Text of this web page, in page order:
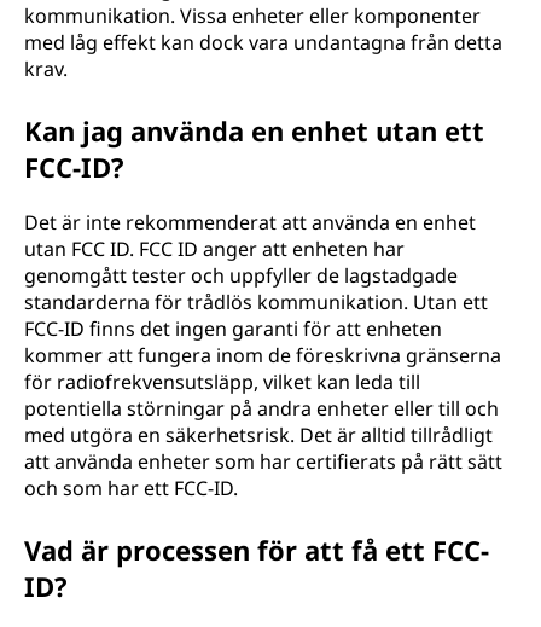
kommunikation. Vissa enheter eller komponenter
med låg effekt kan dock vara undantagna från detta
krav.
Kan jag använda en enhet utan ett
FCC-ID?
Det är inte rekommenderat att använda en enhet
utan FCC ID. FCC ID anger att enheten har
genomgått tester och uppfyller de lagstadgade
standarderna för trådlös kommunikation. Utan ett
FCC-ID finns det ingen garanti för att enheten
kommer att fungera inom de föreskrivna gränserna
för radiofrekvensutsläpp, vilket kan leda till
potentiella störningar på andra enheter eller till och
med utgöra en säkerhetsrisk. Det är alltid tillrådligt
att använda enheter som har certifierats på rätt sätt
och som har ett FCC-ID.
Vad är processen för att få ett FCC-
ID?